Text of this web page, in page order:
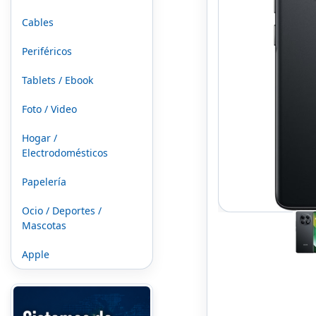
Cables
Periféricos
Tablets / Ebook
Foto / Video
Hogar /
Electrodomésticos
Papelería
Ocio / Deportes /
Mascotas
Apple